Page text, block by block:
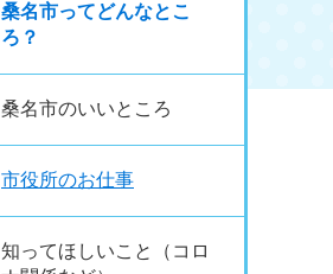
桑名市ってどんなとこ
ろ？
桑名市のいいところ
市役所のお仕事
知ってほしいこと（コロ